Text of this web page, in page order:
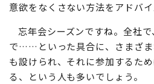
意欲をなくさない方法をアドバイ
忘年会シーズンですね。全社
で……といった具合に、さまざま
も設けられ、それに参加するた
る、という人も多いでしょう。